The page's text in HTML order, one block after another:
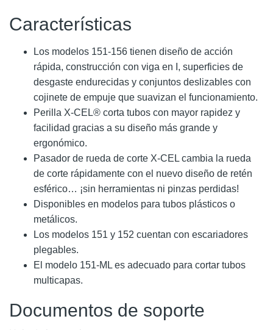
Características
Los modelos 151-156 tienen diseño de acción
rápida, construcción con viga en I, superficies de
desgaste endurecidas y conjuntos deslizables con
cojinete de empuje que suavizan el funcionamiento.
Perilla X-CEL® corta tubos con mayor rapidez y
facilidad gracias a su diseño más grande y
ergonómico.
Pasador de rueda de corte X-CEL cambia la rueda
de corte rápidamente con el nuevo diseño de retén
esférico… ¡sin herramientas ni pinzas perdidas!
Disponibles en modelos para tubos plásticos o
metálicos.
Los modelos 151 y 152 cuentan con escariadores
plegables.
El modelo 151-ML es adecuado para cortar tubos
multicapas.
Documentos de soporte